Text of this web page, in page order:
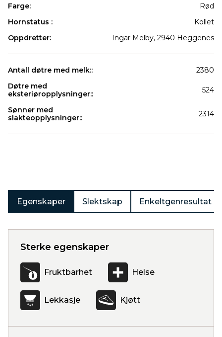
Farge:
Rød
Hornstatus :
Kollet
Oppdretter:
Ingar Melby, 2940 Heggenes
Antall døtre med melk::
2380
Døtre med
eksteriøropplysninger::
524
Sønner med
slakteopplysninger::
2314
Egenskaper Slektskap Enkeltgenresultat
Sterke egenskaper
Fruktbarhet Helse
Lekkasje Kjøtt